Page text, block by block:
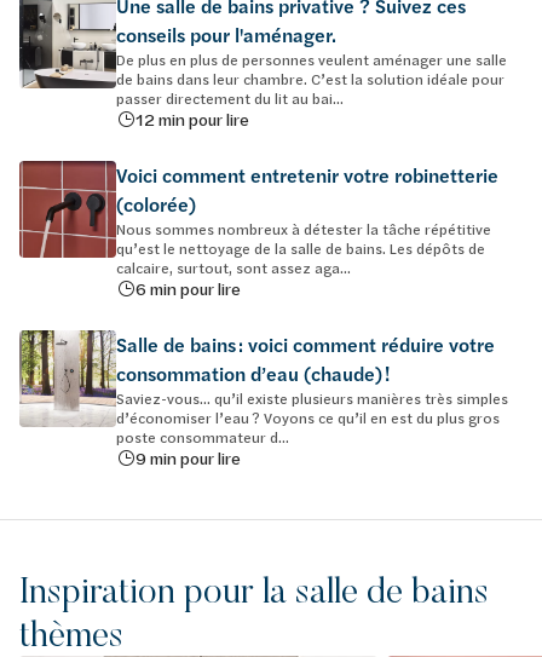
Une salle de bains privative ? Suivez ces
conseils pour l'aménager.
De plus en plus de personnes veulent aménager une salle
de bains dans leur chambre. C’est la solution idéale pour
passer directement du lit au bai...
12 min pour lire
Voici comment entretenir votre robinetterie
(colorée)
Nous sommes nombreux à détester la tâche répétitive
qu’est le nettoyage de la salle de bains. Les dépôts de
calcaire, surtout, sont assez aga...
6 min pour lire
Salle de bains : voici comment réduire votre
consommation d’eau (chaude) !
Saviez-vous… qu’il existe plusieurs manières très simples
d’économiser l’eau ? Voyons ce qu’il en est du plus gros
poste consommateur d...
9 min pour lire
Inspiration pour la salle de bains
thèmes